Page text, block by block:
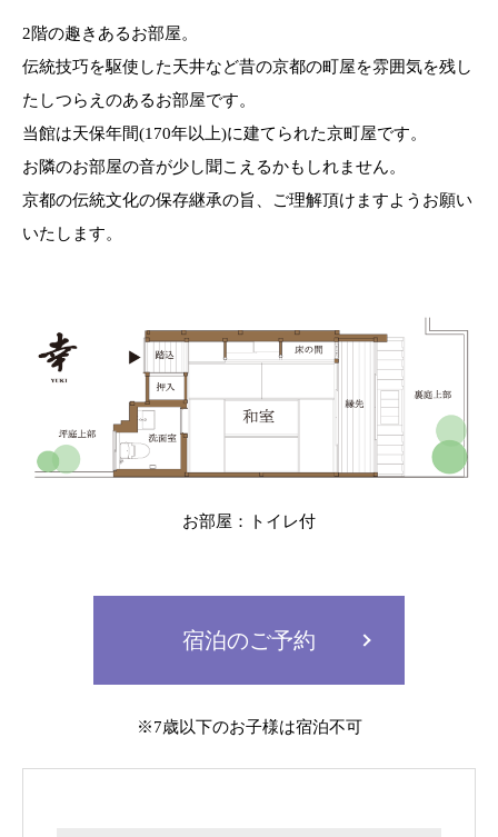
2階の趣きあるお部屋。
伝統技巧を駆使した天井など昔の京都の町屋を雰囲気を残し
たしつらえのあるお部屋です。
当館は天保年間(170年以上)に建てられた京町屋です。
お隣のお部屋の音が少し聞こえるかもしれません。
京都の伝統文化の保存継承の旨、ご理解頂けますようお願い
いたします。
お部屋：トイレ付
宿泊のご予約
※7歳以下のお子様は宿泊不可